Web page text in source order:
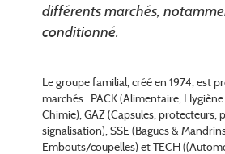
différents marchés,
conditionné.
Le groupe familial, créé en 1974, est
marchés : PACK (Alimentaire,
Chimie), GAZ (Capsules, protecteurs,
signalisation), SSE (Bagues &
Embouts/coupelles) et TECH